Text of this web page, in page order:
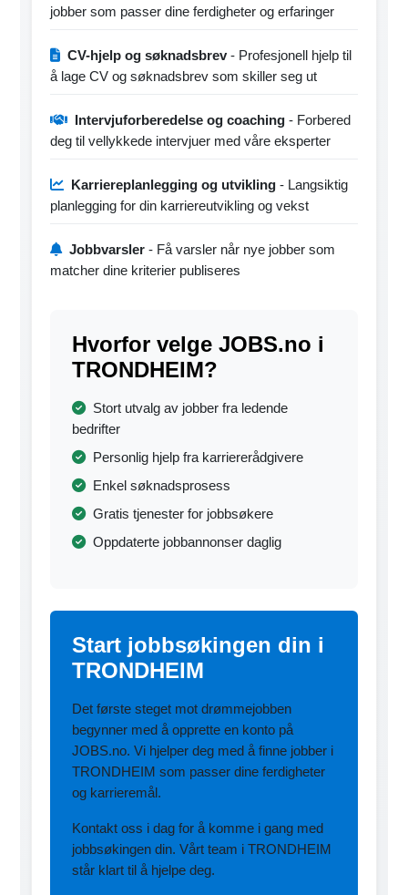
jobber som passer dine ferdigheter og erfaringer
CV-hjelp og søknadsbrev- Profesjonell hjelp til
å lage CV og søknadsbrev som skiller seg ut
Intervjuforberedelse og coaching - Forbered
deg til vellykkede intervjuer med våre eksperter
Karriereplanlegging og utvikling - Langsiktig
planlegging for din karriereutvikling og vekst
Jobbvarsler - Få varsler når nye jobber som
matcher dine kriterier publiseres
Hvorfor velge JOBS.no i
TRONDHEIM?
Stort utvalg av jobber fra ledende
bedrifter
Personlig hjelp fra karriererådgivere
Enkel søknadsprosess
Gratis tjenester for jobbsøkere
Oppdaterte jobbannonser daglig
Start jobbsøkingen din i
TRONDHEIM
Det første steget mot drømmejobben
begynner med å opprette en konto på
JOBS.no. Vi hjelper deg med å finne jobber i
TRONDHEIM som passer dine ferdigheter
og karrieremål.
Kontakt oss i dag for å komme i gang med
jobbsøkingen din. Vårt team i TRONDHEIM
står klart til å hjelpe deg.